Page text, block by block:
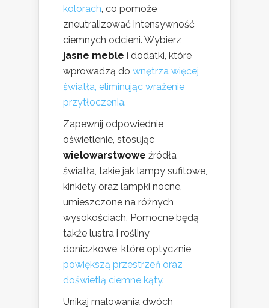
kolorach, co pomoże
zneutralizować intensywność
ciemnych odcieni. Wybierz
jasne meble i dodatki, które
wprowadzą do wnętrza więcej
światła, eliminując wrażenie
przytłoczenia.
Zapewnij odpowiednie
oświetlenie, stosując
wielowarstwowe źródła
światła, takie jak lampy sufitowe,
kinkiety oraz lampki nocne,
umieszczone na różnych
wysokościach. Pomocne będą
także lustra i rośliny
doniczkowe, które optycznie
powiększą przestrzeń oraz
doświetlą ciemne kąty.
Unikaj malowania dwóch